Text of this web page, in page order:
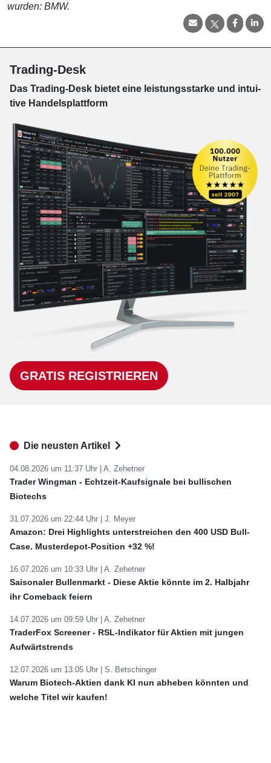
wurden: BMW.
Trading-Desk
Das Trading-Desk bie­tet eine leis­tungs­star­ke und in­tui­
tive Han­dels­platt­form
GRATIS REGISTRIEREN
Die neusten Artikel
04.08.2026 um 11:37 Uhr | A. Zehetner
Trader Wingman - Echtzeit-Kaufsignale bei bullischen
Biotechs
31.07.2026 um 22:44 Uhr | J. Meyer
Amazon: Drei Highlights unterstreichen den 400 USD Bull-
Case. Musterdepot-Position +32 %!
16.07.2026 um 10:33 Uhr | A. Zehetner
Saisonaler Bullenmarkt - Diese Aktie könnte im 2. Halbjahr
ihr Comeback feiern
14.07.2026 um 09:59 Uhr | A. Zehetner
TraderFox Screener - RSL-Indikator für Aktien mit jungen
Aufwärtstrends
12.07.2026 um 13:05 Uhr | S. Betschinger
Warum Biotech-Aktien dank KI nun abheben könnten und
welche Titel wir kaufen!